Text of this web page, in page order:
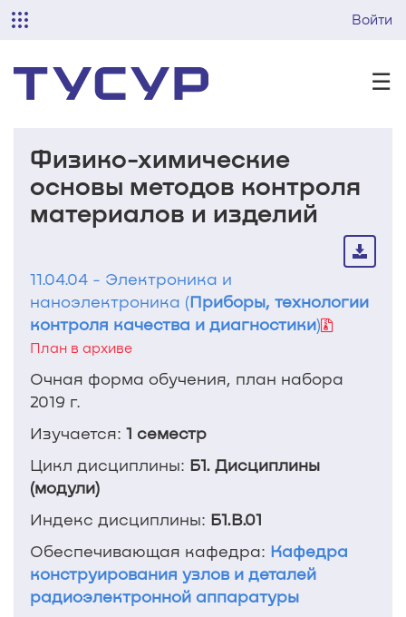
Войти
☰
Физико-химические
основы методов контроля
материалов и изделий
11.04.04 - Электроника и
наноэлектроника (Приборы, технологии
контроля качества и диагностики)
План в архиве
Очная форма обучения, план набора
2019 г.
Изучается: 1 семестр
Цикл дисциплины: Б1. Дисциплины
(модули)
Индекс дисциплины: Б1.В.01
Обеспечивающая кафедра: Кафедра
конструирования узлов и деталей
радиоэлектронной аппаратуры